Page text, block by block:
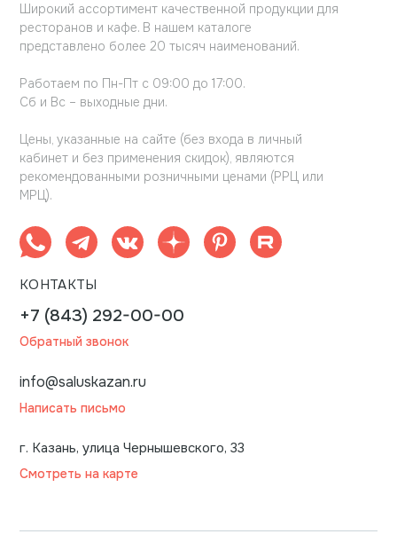
Широкий ассортимент качественной продукции для
ресторанов и кафе. В нашем каталоге
представлено более 20 тысяч наименований.
Работаем по Пн-Пт с 09:00 до 17:00.
Сб и Вс – выходные дни.
Цены, указанные на сайте (без входа в личный
кабинет и без применения скидок), являются
рекомендованными розничными ценами (РРЦ или
МРЦ).
КОНТАКТЫ
+7 (843) 292-00-00
Обратный звонок
info@saluskazan.ru
Написать письмо
г. Казань, улица Чернышевского, 33
Смотреть на карте